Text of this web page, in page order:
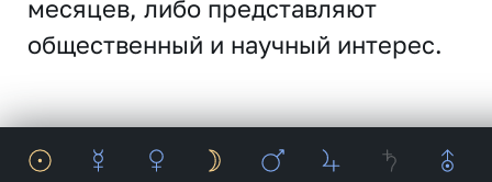
месяцев, либо представляют
общественный и научный интерес.